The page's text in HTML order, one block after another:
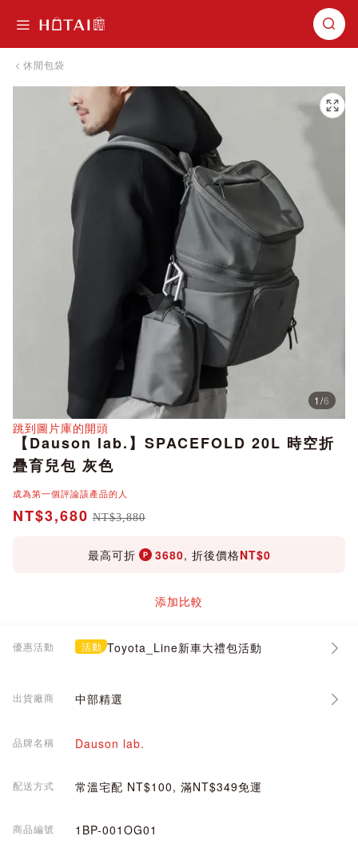
休閒包袋
跳到圖片庫的末尾
1/6
跳到圖片庫的開頭
分享
【Dauson lab.】SPACEFOLD 20L 時空折
疊育兒包 灰色
成為第一個評論該產品的人
NT$3,680 NT$3,880
最高可折 3680, 折後價格NT$0
添加比較
優惠活動 活動 Toyota_Line新車大禮包活動
出貨廠商 中部精選
品牌名稱 Dauson lab.
配送方式 常溫宅配 NT$100, 滿NT$349免運
商品編號 1BP-001OG01